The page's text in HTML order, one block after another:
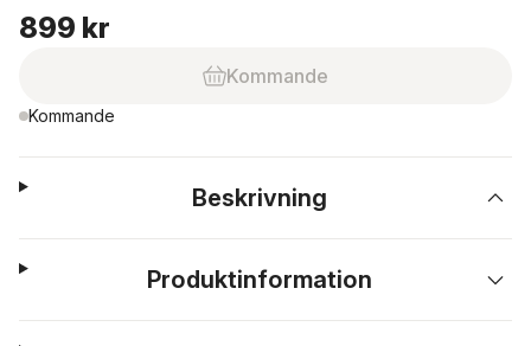
899 kr
Kommande
Kommande
Beskrivning
Produktinformation